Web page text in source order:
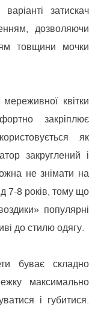
затискач
дозволяючи
товщини мочки
квітки
закріплює
як
закруглений і
не знімати на
7-8 років, тому що
популярні
до стилю одягу.
буває складно
максимально
і губитися.